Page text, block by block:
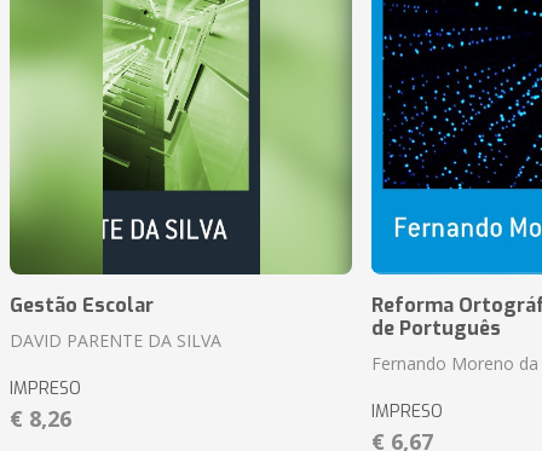
Gestão Escolar
DAVID PARENTE DA SILVA
IMPRESO
€ 8,26
Reforma
de Português
Fernando Moreno da
IMPRESO
€ 6,67